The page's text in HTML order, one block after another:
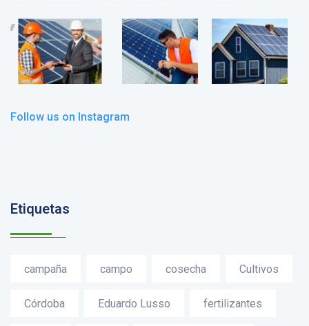
Follow us on Instagram
Etiquetas
campaña campo cosecha Cultivos
Córdoba Eduardo Lusso fertilizantes